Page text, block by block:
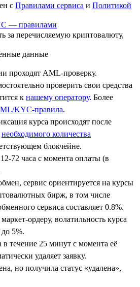
с Правилами сервиса и Политикой
— правилами
за перечисляемую криптовалюту,
данные
проходят AML-проверку.
проверить свои средства
к нашему оператору. Более
KYC-правила.
курса происходят после
необходимого количества
блокчейне.
72 часа с момента оплаты (в
сервис ориентируется на курсы
бирж, в том числе
сервиса составляет 0.8%.
ордеру, волатильность курса
5%.
в течение 25 минут с момента её
удаляет заявку.
но получила статус «удалена»,